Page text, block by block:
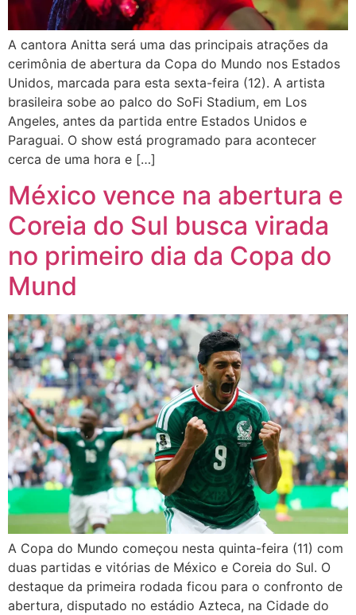
A cantora Anitta será uma das principais atrações da
cerimônia de abertura da Copa do Mundo nos Estados
Unidos, marcada para esta sexta-feira (12). A artista
brasileira sobe ao palco do SoFi Stadium, em Los
Angeles, antes da partida entre Estados Unidos e
Paraguai. O show está programado para acontecer
cerca de uma hora e […]
México vence na abertura e
Coreia do Sul busca virada
no primeiro dia da Copa do
Mund
A Copa do Mundo começou nesta quinta-feira (11) com
duas partidas e vitórias de México e Coreia do Sul. O
destaque da primeira rodada ficou para o confronto de
abertura, disputado no estádio Azteca, na Cidade do